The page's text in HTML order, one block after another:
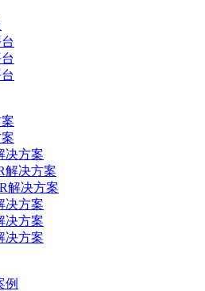
决方案
解决方案
解决方案
决方案
决方案
决方案
例